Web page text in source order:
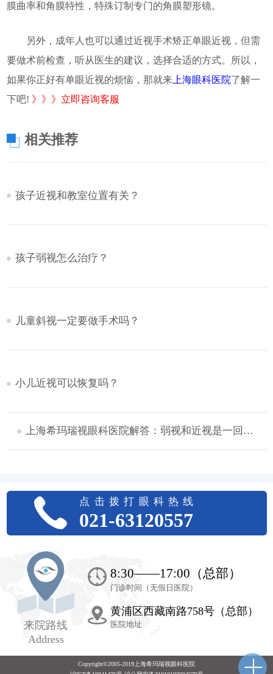
膜曲率和角膜特性，特殊订制专门的角膜塑形镜。
另外，成年人也可以通过近视手术矫正单眼近视，但需
要做术前检查，听从医生的建议，选择合适的方式。所以，
如果你正好有单眼近视的烦恼，那就来上海眼科医院了解一
下吧! 》》》立即咨询客服
相关推荐
孩子近视和教室位置有关？
孩子弱视怎么治疗？
儿童斜视一定要做手术吗？
小儿近视可以恢复吗？
上海希玛瑞视眼科医院解答：弱视和近视是一回事吗？
点击拨打眼科热线
021-63120557
来院路线
Address
8:30——17:00（总部）
门诊时间（无假日医院）
黄浦区西藏南路758号（总部）
医院地址
Copyright©2005-2019上海希玛瑞视眼科医院